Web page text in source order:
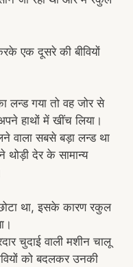
एक दूसरे की बीवियों
लन्ड गया तो वह जोर से
हाथों में खींच लिया।
वाला सबसे बड़ा लन्ड था
देर के सामान्य
था, इसके कारण रकुल
चुदाई वाली मशीन चालू
को बदलकर उनकी